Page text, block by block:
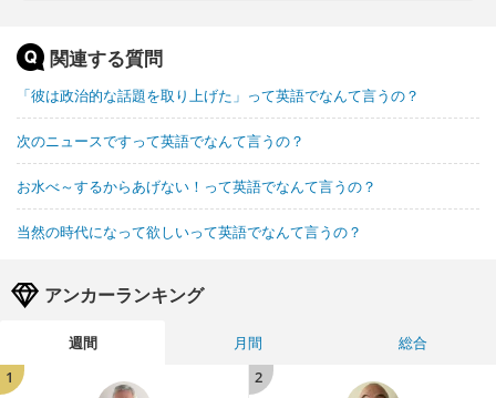
関連する質問
「彼は政治的な話題を取り上げた」って英語でなんて言うの？
次のニュースですって英語でなんて言うの？
お水べ～するからあげない！って英語でなんて言うの？
当然の時代になって欲しいって英語でなんて言うの？
アンカーランキング
週間 月間
総合
1
2